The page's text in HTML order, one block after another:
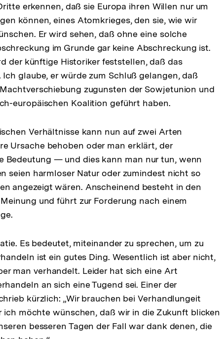
erkennen, daß sie Europa ihren Willen nur um
können, eines Atomkrieges, den sie, wie wir
Er wird sehen, daß ohne eine solche
im Grunde gar keine Abschreckung ist.
der künftige Historiker feststellen, daß das
glaube, er würde zum Schluß gelangen, daß
zugunsten der Sowjetunion und
europäischen Koalition geführt haben.
Verhältnisse kann nun auf zwei Arten
Ursache behoben oder man erklärt, der
Bedeutung — und dies kann man nur tun, wenn
seien harmloser Natur oder zumindest nicht so
angezeigt wären. Anscheinend besteht in den
und führt zur Forderung nach einem
Es bedeutet, miteinander zu sprechen, um zu
ist ein gutes Ding. Wesentlich ist aber nicht,
man verhandelt. Leider hat sich eine Art
an sich eine Tugend sei. Einer der
kürzlich: „Wir brauchen bei Verhandlungeit
möchte wünschen, daß wir in die Zukunft blicken
besseren Tagen der Fall war dank denen, die